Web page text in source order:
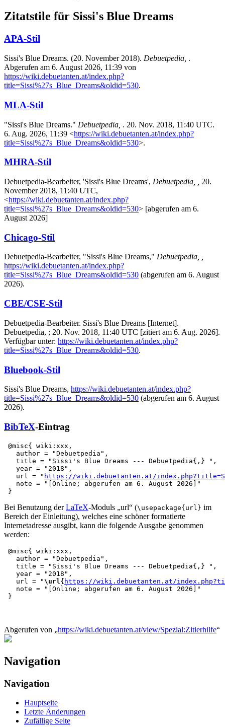
Zitatstile für Sissi's Blue Dreams
APA-Stil
Sissi's Blue Dreams. (20. November 2018). Debuetpedia, .
Abgerufen am 6. August 2026, 11:39 von
https://wiki.debuetanten.at/index.php?
title=Sissi%27s_Blue_Dreams&oldid=530.
MLA-Stil
"Sissi's Blue Dreams." Debuetpedia, . 20. Nov. 2018, 11:40 UTC.
6. Aug. 2026, 11:39 <https://wiki.debuetanten.at/index.php?
title=Sissi%27s_Blue_Dreams&oldid=530>.
MHRA-Stil
Debuetpedia-Bearbeiter, 'Sissi's Blue Dreams', Debuetpedia, ,
20.
November 2018, 11:40 UTC,
<https://wiki.debuetanten.at/index.php?
title=Sissi%27s_Blue_Dreams&oldid=530> [abgerufen am 6.
August 2026]
Chicago-Stil
Debuetpedia-Bearbeiter, "Sissi's Blue Dreams," Debuetpedia, ,
https://wiki.debuetanten.at/index.php?
title=Sissi%27s_Blue_Dreams&oldid=530 (abgerufen am 6. August
2026).
CBE/CSE-Stil
Debuetpedia-Bearbeiter. Sissi's Blue Dreams [Internet].
Debuetpedia, ; 20. Nov. 2018, 11:40 UTC [zitiert am 6. Aug. 2026].
Verfügbar unter: https://wiki.debuetanten.at/index.php?
title=Sissi%27s_Blue_Dreams&oldid=530.
Bluebook-Stil
Sissi's Blue Dreams, https://wiki.debuetanten.at/index.php?
title=Sissi%27s_Blue_Dreams&oldid=530 (abgerufen am 6. August
2026).
BibTeX-Eintrag
@misc{ wiki:xxx,
   author = "Debuetpedia",
   title = "Sissi's Blue Dreams --- Debuetpedia{,} ",
   year = "2018",
   url = "
https://wiki.debuetanten.at/
   note = "[Online; abgerufen am 6. August 2026]"
Bei Benutzung derLaTeX-Moduls „url“ (\usepackage{url} im
Bereich der Einleitung), welches eine schöner formatierte
Internetadresse ausgibt, kann die folgende Ausgabe genommen
werden:
@misc{ wiki:xxx,
   author = "Debuetpedia",
   title = "Sissi's Blue Dreams --- Debuetpedia{,} ",
   year = "2018",
   url = "
\url{ https://wiki.debuetanten.at/
   note = "[Online; abgerufen am 6. August 2026]"
Abgerufen von „https://wiki.debuetanten.at/view/Spezial:Zitierhilfe“
Navigation
Navigation
Hauptseite
Letzte Änderungen
Zufällige Seite